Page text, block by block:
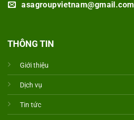
asagroupvietnam@gmail.com
THÔNG TIN
Giới thiệu
Dịch vụ
Tin tức